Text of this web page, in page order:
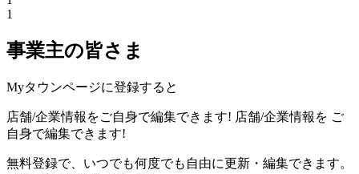
1
事業主の皆さま
Myタウンページに登録すると
店舗/企業情報をご自身で編集できます! 店舗/企業情報を ご
自身で編集できます!
無料登録で、いつでも何度でも自由に更新・編集できます。